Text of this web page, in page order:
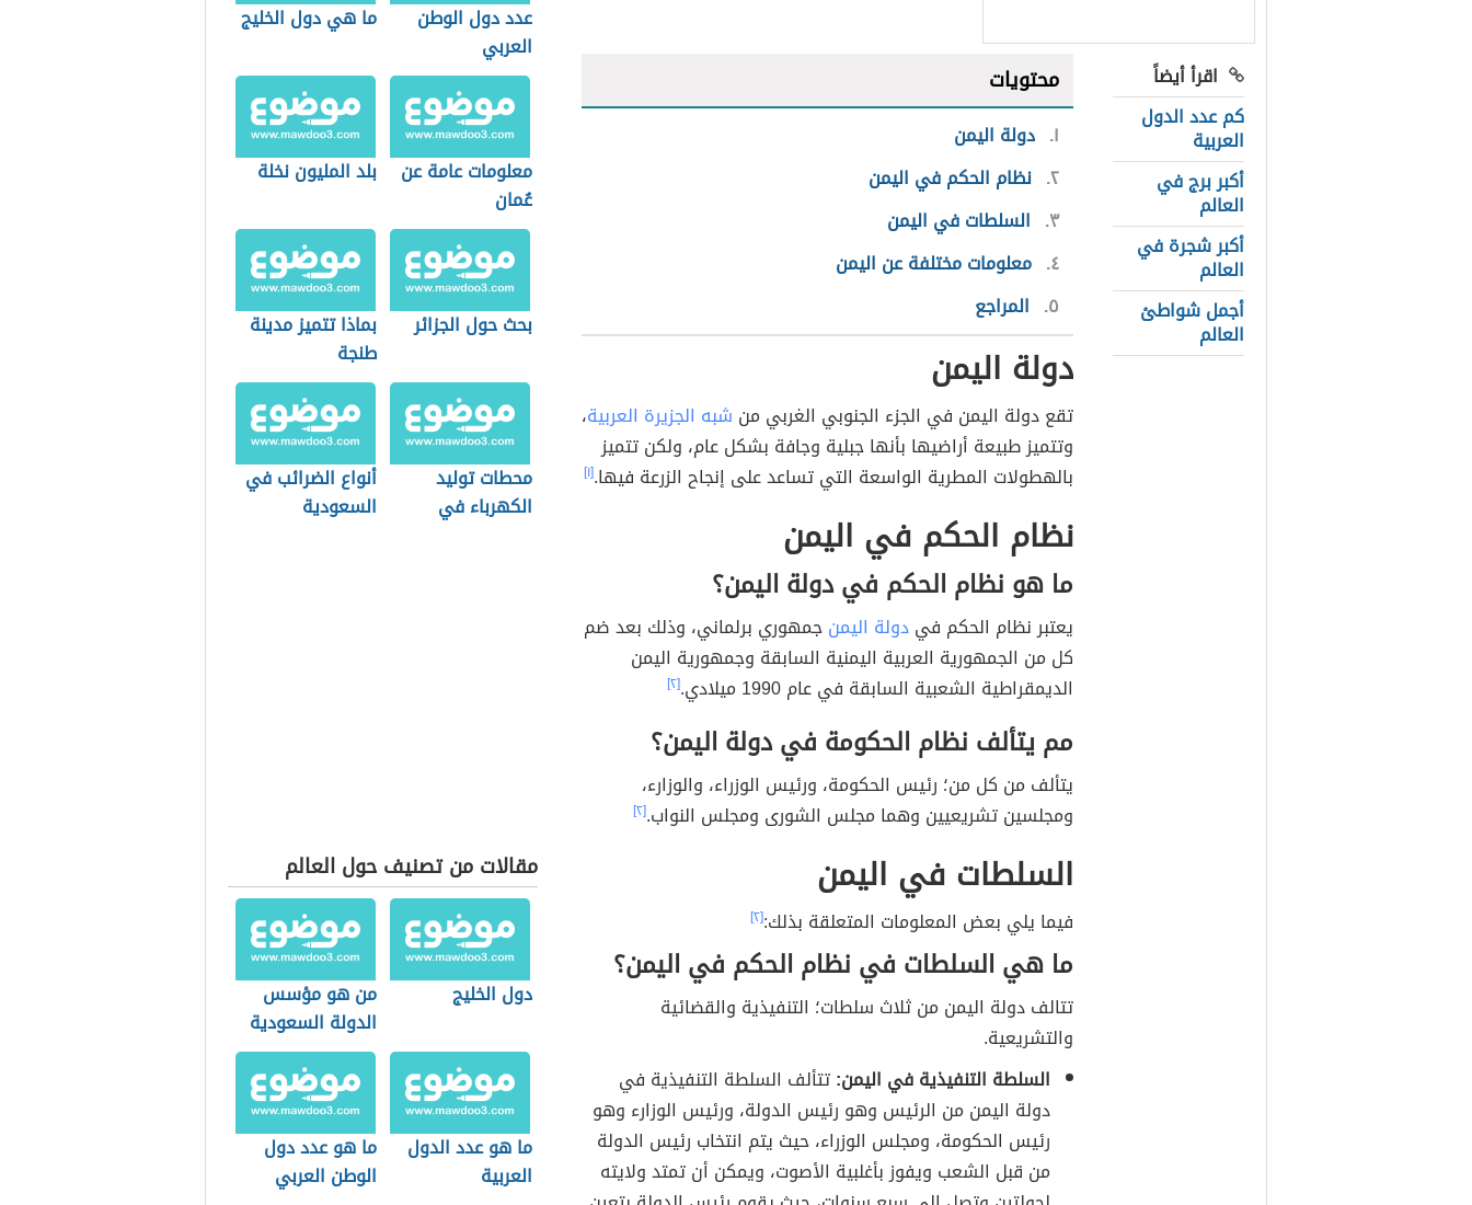
اقرأ أيضاً
كم عدد الدول
العربية
أكبر برج في
العالم
أكبر شجرة في
العالم
أجمل شواطئ
العالم
محتويات
١ دولة اليمن
٢ نظام الحكم في اليمن
٣ السلطات في اليمن
٤ معلومات مختلفة عن اليمن
٥ المراجع
دولة اليمن
تقع دولة اليمن في الجزء الجنوبي الغربي من شبه الجزيرة العربية،
وتتميز طبيعة أراضيها بأنها جبلية وجافة بشكل عام، ولكن تتميز
بالهطولات المطرية الواسعة التي تساعد على إنجاح الزرعة فيها.[١]
نظام الحكم في اليمن
ما هو نظام الحكم في دولة اليمن؟
يعتبر نظام الحكم فيدولة اليمنجمهوري برلماني، وذلك بعد ضم
كل من الجمهورية العربية اليمنية السابقة وجمهورية اليمن
الديمقراطية الشعبية السابقة في عام 1990 ميلادي.
[٢]
مم يتألف نظام الحكومة في دولة اليمن؟
يتألف من كل من؛ رئيس الحكومة، ورئيس الوزراء، والوزارء،
ومجلسين تشريعيين وهما مجلس الشورى ومجلس النواب.[٢]
السلطات في اليمن
فيما يلي بعض المعلومات المتعلقة بذلك:[٢]
ما هي السلطات في نظام الحكم في اليمن؟
تتالف دولة اليمن من ثلاث سلطات؛ التنفيذية والقضائية
والتشريعية.
السلطة التنفيذية في اليمن:تتألف السلطة التنفيذية في
دولة اليمن من الرئيس وهو رئيس الدولة، ورئيس الوزارء وهو
رئيس الحكومة، ومجلس الوزراء، حيث يتم انتخاب رئيس الدولة
من قبل الشعب ويفوز بأغلبية الأصوت، ويمكن أن تمتد ولايته
عدد دول الوطن
العربي
ما هي دول الخليج
معلومات عامة عن
عُمان
بلد المليون نخلة
بحث حول الجزائر
بماذا تتميز مدينة
طنجة
محطات توليد
الكهرباء في
أنواع الضرائب في
السعودية
مقالات من تصنيف حول العالم
دول الخليج
من هو مؤسس
الدولة السعودية
الأولى
ما هو عدد الدول
العربية
ما هو عدد دول
الوطن العربي